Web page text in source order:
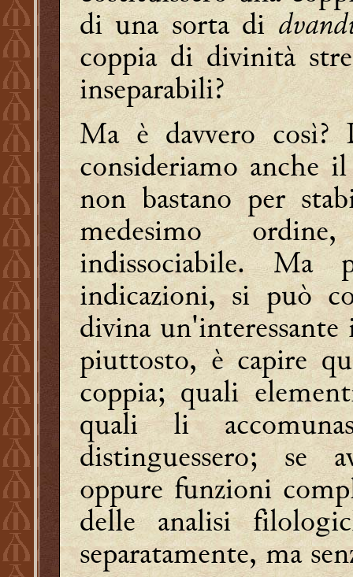
di una sorta di
coppia di divinità
inseparabili?
Ma è davvero così?
consideriamo anche
non bastano per
medesimo
indissociabile. Ma
indicazioni, si può
divina
piuttosto, è capire
coppia; quali
quali li
distinguessero; se
oppure funzioni
delle analisi
separatamente, ma